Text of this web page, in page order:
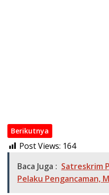
Berikutnya
Post Views: 164
Baca Juga : Satreskrim
Pelaku Pengancaman,